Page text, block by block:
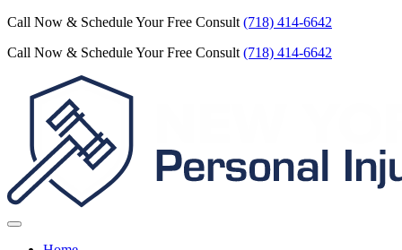
Call Now & Schedule Your Free Consult (718) 414-6642
Call Now & Schedule Your Free Consult (718) 414-6642